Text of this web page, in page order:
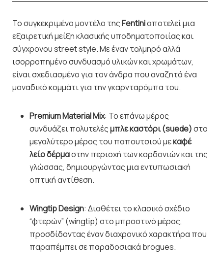
Το συγκεκριμένο μοντέλο τηςFentiniαποτελεί μια
εξαιρετική μείξη κλασικής υποδηματοποιίας και
σύγχρονου street style. Με έναν τολμηρό αλλά
ισορροπημένο συνδυασμό υλικών και χρωμάτων,
είναι σχεδιασμένο για τον άνδρα που αναζητά ένα
μοναδικό κομμάτι για την γκαρνταρόμπα του.
Premium Material Mix: Το επάνω μέρος
συνδυάζει πολυτελέςμπλε καστόρι (suede)στο
μεγαλύτερο μέρος του παπουτσιού μεκαφέ
λείο δέρμαστην περιοχή των κορδονιών και της
γλώσσας, δημιουργώντας μια εντυπωσιακή
οπτική αντίθεση.
Wingtip Design: Διαθέτει το κλασικό σχέδιο
“φτερών” (wingtip) στο μπροστινό μέρος,
προσδίδοντας έναν διαχρονικό χαρακτήρα που
παραπέμπει σε παραδοσιακά brogues.